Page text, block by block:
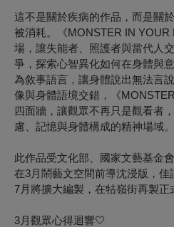
這不是關於疾病的作品，而是關
被消耗。《MONSTER IN
場，讓失能者、照護者與當代人
爭，探索心智異化如何在身體與
為敘事語言，讓身體說出無法言
像與身體語境交錯，《
四面牆，讓觀眾不再只是觀看者
慮、記憶與身體構成的精神場域。
此作品受文化部、國家文藝基金會
在3月鬧藝文空間前導沈浸版，佳
7月將擴大編製，在牯嶺街再製正
3月觀眾心得迴響🤍